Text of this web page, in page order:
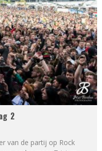
2
van de partij op Rock